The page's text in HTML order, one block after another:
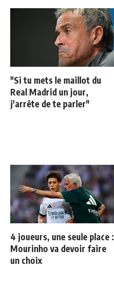
"Si tu mets le maillot du
Real Madrid un jour,
j'arrête de te parler"
4 joueurs, une seule place :
Mourinho va devoir faire
un choix